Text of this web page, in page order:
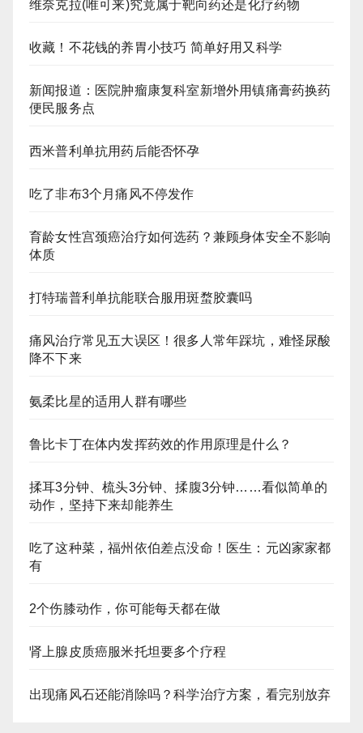
维奈克拉(唯可来)究竟属于靶向药还是化疗药物
收藏！不花钱的养胃小技巧 简单好用又科学
新闻报道：医院肿瘤康复科室新增外用镇痛膏药换药
便民服务点
西米普利单抗用药后能否怀孕
吃了非布3个月痛风不停发作
育龄女性宫颈癌治疗如何选药？兼顾身体安全不影响
体质
打特瑞普利单抗能联合服用斑蝥胶囊吗
痛风治疗常见五大误区！很多人常年踩坑，难怪尿酸
降不下来
氨柔比星的适用人群有哪些
鲁比卡丁在体内发挥药效的作用原理是什么？
揉耳3分钟、梳头3分钟、揉腹3分钟……看似简单的
动作，坚持下来却能养生
吃了这种菜，福州依伯差点没命！医生：元凶家家都
有
2个伤膝动作，你可能每天都在做
肾上腺皮质癌服米托坦要多个疗程
出现痛风石还能消除吗？科学治疗方案，看完别放弃